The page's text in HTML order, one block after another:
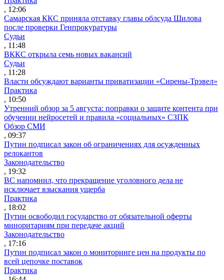
, 12:06
Самарская ККС приняла отставку главы облсуда Шилова
после проверки Генпрокуратуры
Судьи
, 11:48
ВККС открыла семь новых вакансий
Судьи
, 11:28
Власти обсуждают варианты приватизации «Сирены-Трэвел»
Практика
, 10:50
Утренний обзор за 5 августа: поправки о защите контента при
обучении нейросетей и правила «социальных» СЗПК
Обзор СМИ
, 09:37
Путин подписал закон об ограничениях для осужденных
релокантов
Законодательство
, 19:32
ВС напомнил, что прекращение уголовного дела не
исключает взыскания ущерба
Практика
, 18:02
Путин освободил государство от обязательной оферты
миноритариям при передаче акций
Законодательство
, 17:16
Путин подписал закон о мониторинге цен на продукты по
всей цепочке поставок
Практика